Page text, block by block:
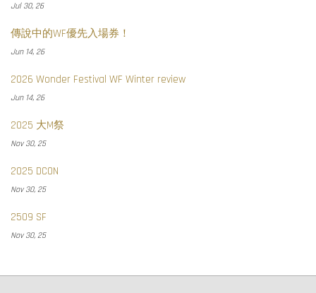
Jul 30, 26
傳說中的WF優先入場券！
Jun 14, 26
2026 Wonder Festival WF Winter review
Jun 14, 26
2025 大M祭
Nov 30, 25
2025 DCON
Nov 30, 25
2509 SF
Nov 30, 25